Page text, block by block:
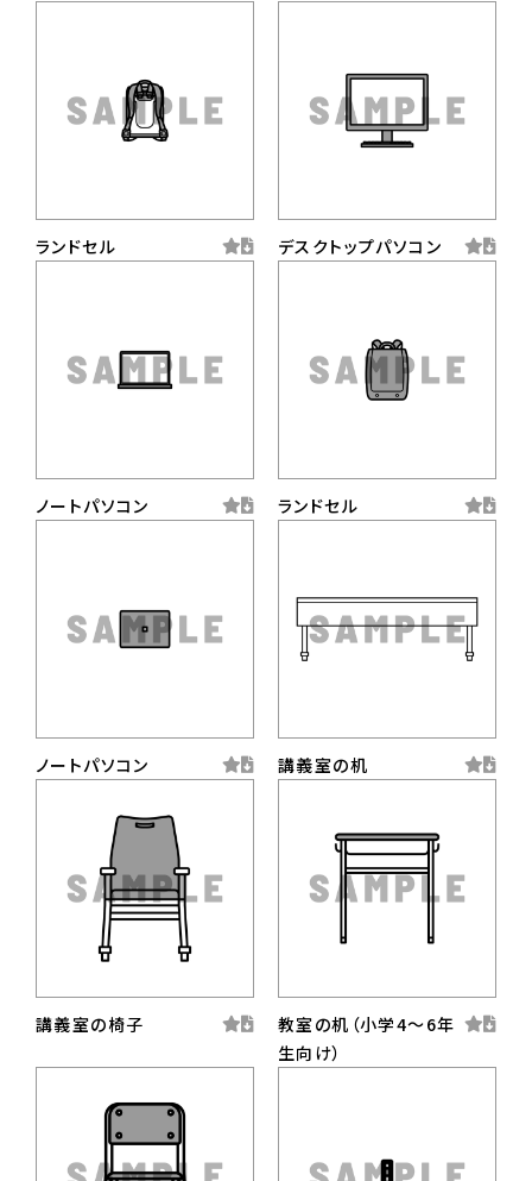
ランドセル デスクトップパソコン
ノートパソコン ランドセル
ノートパソコン 講義室の机
講義室の椅子
教室の机（小学4〜6年
生向け）